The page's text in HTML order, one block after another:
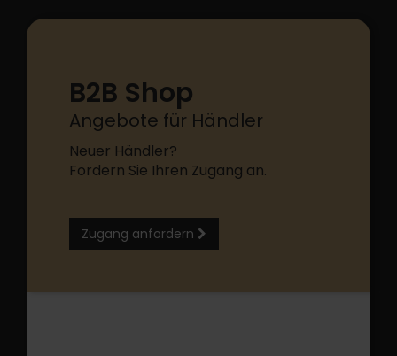
B2B Shop
Angebote für Händler
Neuer Händler?
Fordern Sie Ihren Zugang an.
Zugang anfordern